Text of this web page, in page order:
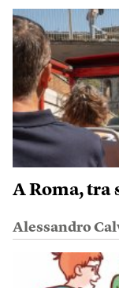
A Roma, tra
Alessandro